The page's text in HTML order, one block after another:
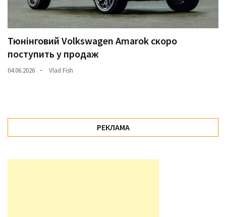
Тюнінговий Volkswagen Amarok скоро
поступить у продаж
04.06.2026 Vlad Fish
РЕКЛАМА